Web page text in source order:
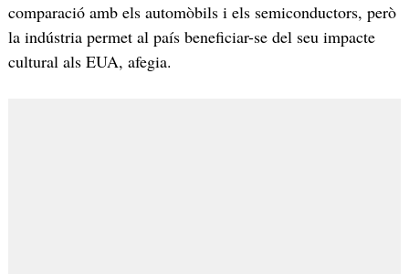
comparació amb els automòbils i els semiconductors, però
la indústria permet al país beneficiar-se del seu impacte
cultural als EUA, afegia.